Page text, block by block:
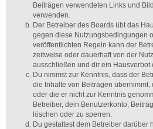
Beiträgen verwendeten Links und
verwenden.
Der Betreiber des Boards übt das
gegen diese Nutzungsbedingungen
veröffentlichten Regeln kann der
zeitweise oder dauerhaft von der
ausschließen und dir ein Hausverbot
Du nimmst zur Kenntnis, dass der
die Inhalte von Beiträgen übernimmt,
oder die er nicht zur Kenntnis
Betreiber, dein Benutzerkonto,
löschen oder zu sperren.
Du gestattest dem Betreiber darüber